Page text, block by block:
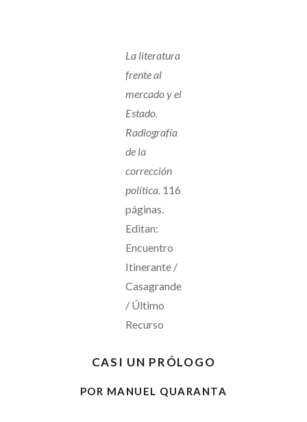
La literatura
frente al
mercado y el
Estado.
Radiografía
de la
corrección
política. 116
páginas.
Editan:
Encuentro
Itinerante /
Casagrande
/ Último
Recurso
CASI UN PRÓLOGO
POR MANUEL QUARANTA